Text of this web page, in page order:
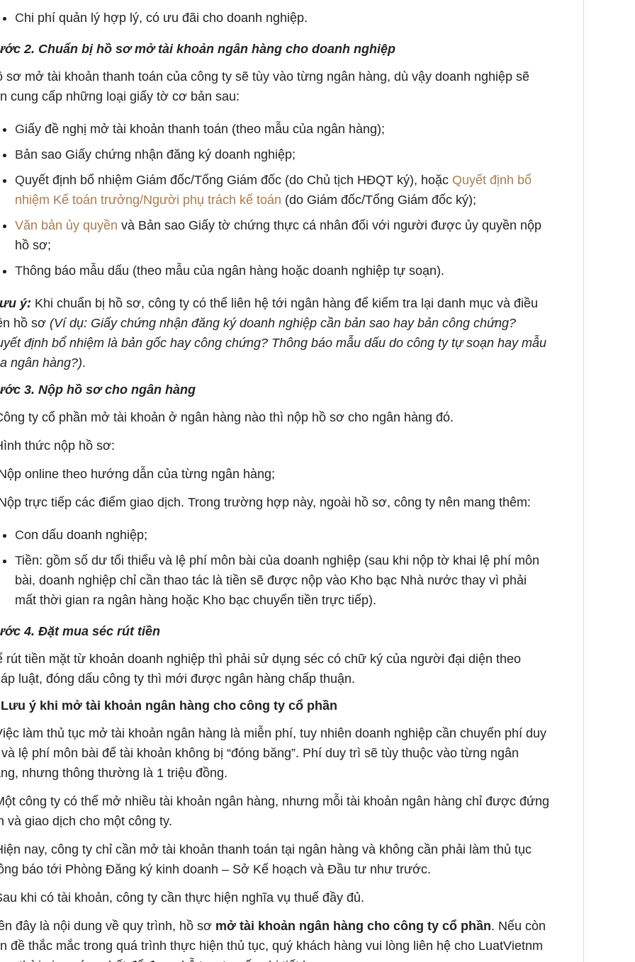
Chi phí quản lý hợp lý, có ưu đãi cho doanh nghiệp.
2. Chuẩn bị hồ sơ mở tài khoản ngân hàng cho doanh nghiệp
sơ mở tài khoản thanh toán của công ty sẽ tùy vào từng ngân hàng, dù vậy doanh nghiệp sẽ
cung cấp những loại giấy tờ cơ bản sau:
Giấy đề nghị mở tài khoản thanh toán (theo mẫu của ngân hàng);
Bản sao Giấy chứng nhận đăng ký doanh nghiệp;
Quyết định bổ nhiệm Giám đốc/Tổng Giám đốc (do Chủ tịch HĐQT ký), hoặc Quyết định bổ
nhiệm Kế toán trưởng/Người phụ trách kế toán (do Giám đốc/Tổng Giám đốc ký);
Văn bản ủy quyền và Bản sao Giấy tờ chứng thực cá nhân đối với người được ủy quyền nộp
hồ sơ;
Thông báo mẫu dấu (theo mẫu của ngân hàng hoặc doanh nghiệp tự soạn).
ý: Khi chuẩn bị hồ sơ, công ty có thể liên hệ tới ngân hàng để kiểm tra lại danh mục và điều
hồ sơ (Ví dụ: Giấy chứng nhận đăng ký doanh nghiệp cần bản sao hay bản công chứng?
định bổ nhiệm là bản gốc hay công chứng? Thông báo mẫu dấu do công ty tự soạn hay mẫu
ngân hàng?).
3. Nộp hồ sơ cho ngân hàng
ty cổ phần mở tài khoản ở ngân hàng nào thì nộp hồ sơ cho ngân hàng đó.
thức nộp hồ sơ:
online theo hướng dẫn của từng ngân hàng;
trực tiếp các điểm giao dịch. Trong trường hợp này, ngoài hồ sơ, công ty nên mang thêm:
Con dấu doanh nghiệp;
Tiền: gồm số dư tối thiểu và lệ phí môn bài của doanh nghiệp (sau khi nộp tờ khai lệ phí môn
bài, doanh nghiệp chỉ cần thao tác là tiền sẽ được nộp vào Kho bạc Nhà nước thay vì phải
mất thời gian ra ngân hàng hoặc Kho bạc chuyển tiền trực tiếp).
4. Đặt mua séc rút tiền
rút tiền mặt từ khoản doanh nghiệp thì phải sử dụng séc có chữ ký của người đại diện theo
luật, đóng dấu công ty thì mới được ngân hàng chấp thuận.
ý khi mở tài khoản ngân hàng cho công ty cổ phần
làm thủ tục mở tài khoản ngân hàng là miễn phí, tuy nhiên doanh nghiệp cần chuyển phí duy
lệ phí môn bài để tài khoản không bị “đóng băng”. Phí duy trì sẽ tùy thuộc vào từng ngân
nhưng thông thường là 1 triệu đồng.
công ty có thể mở nhiều tài khoản ngân hàng, nhưng mỗi tài khoản ngân hàng chỉ được đứng
và giao dịch cho một công ty.
nay, công ty chỉ cần mở tài khoản thanh toán tại ngân hàng và không cần phải làm thủ tục
báo tới Phòng Đăng ký kinh doanh – Sở Kế hoạch và Đầu tư như trước.
khi có tài khoản, công ty cần thực hiện nghĩa vụ thuế đầy đủ.
đây là nội dung về quy trình, hồ sơ mở tài khoản ngân hàng cho công ty cổ phần. Nếu còn
đề thắc mắc trong quá trình thực hiện thủ tục, quý khách hàng vui lòng liên hệ cho LuatVietnm